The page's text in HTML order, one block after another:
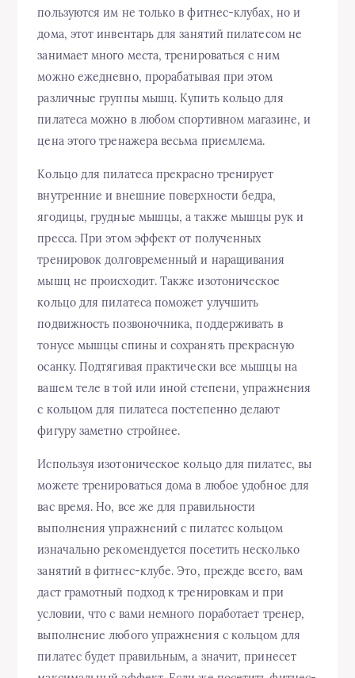
пользуются им не только в фитнес-клубах, но и
дома, этот инвентарь для занятий пилатесом не
занимает много места, тренироваться с ним
можно ежедневно, прорабатывая при этом
различные группы мышц. Купить кольцо для
пилатеса можно в любом спортивном магазине, и
цена этого тренажера весьма приемлема.
Кольцо для пилатеса прекрасно тренирует
внутренние и внешние поверхности бедра,
ягодицы, грудные мышцы, а также мышцы рук и
пресса. При этом эффект от полученных
тренировок долговременный и наращивания
мышц не происходит. Также изотоническое
кольцо для пилатеса поможет улучшить
подвижность позвоночника, поддерживать в
тонусе мышцы спины и сохранять прекрасную
осанку. Подтягивая практически все мышцы на
вашем теле в той или иной степени, упражнения
с кольцом для пилатеса постепенно делают
фигуру заметно стройнее.
Используя изотоническое кольцо для пилатес, вы
можете тренироваться дома в любое удобное для
вас время. Но, все же для правильности
выполнения упражнений с пилатес кольцом
изначально рекомендуется посетить несколько
занятий в фитнес-клубе. Это, прежде всего, вам
даст грамотный подход к тренировкам и при
условии, что с вами немного поработает тренер,
выполнение любого упражнения с кольцом для
пилатес будет правильным, а значит, принесет